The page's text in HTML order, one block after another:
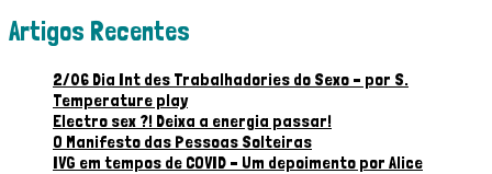
Artigos Recentes
2/06 Dia Int des Trabalhadories do Sexo – por S.
Temperature play
Electro sex ?! Deixa a energia passar!
O Manifesto das Pessoas Solteiras
IVG em tempos de COVID – Um depoimento por Alice